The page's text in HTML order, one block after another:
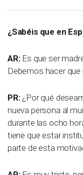
¿Sabéis que en
AR:Es que ser
Debemos hacer que
PR:¿Por qué
nueva persona al
durante las ocho
tiene que estar
parte de esta